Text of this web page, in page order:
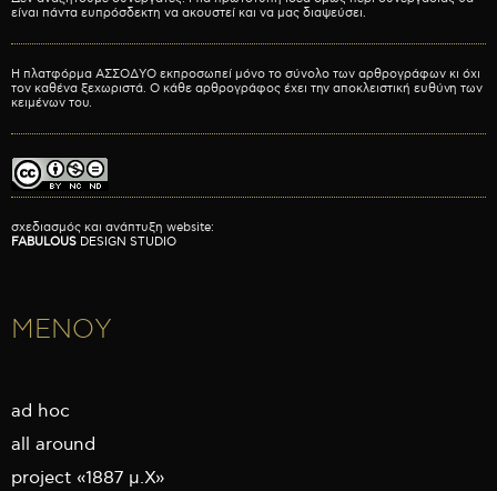
είναι πάντα ευπρόσδεκτη να ακουστεί και να μας διαψεύσει.
Η πλατφόρμα ΑΣΣΟΔΥΟ εκπροσωπεί μόνο το σύνολο των αρθρογράφων κι όχι
τον καθένα ξεχωριστά. Ο κάθε αρθρογράφος έχει την αποκλειστική ευθύνη των
κειμένων του.
σχεδιασμός και ανάπτυξη website:
FABULOUS DESIGN STUDIO
ΜΕΝΟΥ
ad hoc
all around
project «1887 μ.Χ»